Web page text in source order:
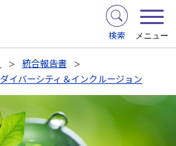
検索 メニュー
統合報告書
ダイバーシティ＆インクルージョン